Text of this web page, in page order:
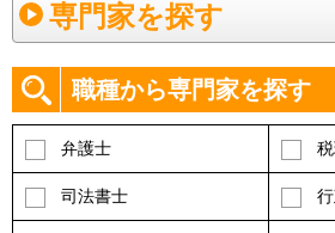
専門家を探す
職種から専門家を探す
弁護士
司法書士